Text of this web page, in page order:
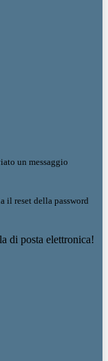
un messaggio
il reset della password
di posta elettronica!